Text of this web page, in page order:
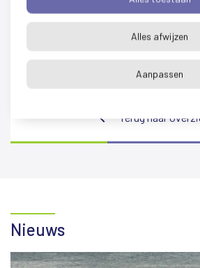
Alles afwijzen
Aanpassen
Deel dit bericht:
Terug naar
Nieuws